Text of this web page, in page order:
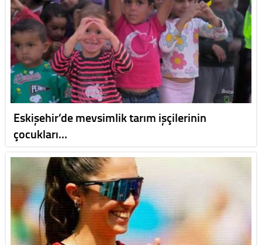
Eskişehir’de mevsimlik tarım işçilerinin
çocukları…